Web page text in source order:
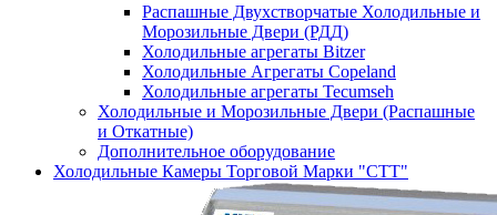
Распашные Двухстворчатые Холодильные и
Морозильные Двери (РДД)
Холодильные агрегаты Bitzer
Холодильные Агрегаты Copeland
Холодильные агрегаты Tecumseh
Холодильные и Морозильные Двери (Распашные
и Откатные)
Дополнительное оборудование
Холодильные Камеры Торговой Марки "СТТ"